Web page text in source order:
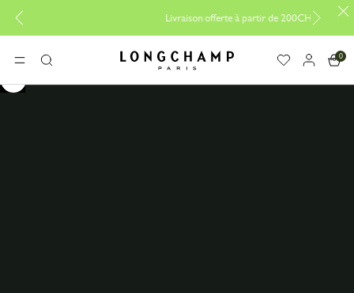
Livraison offerte à partir de 200CHF
MENURechercher Longchamp - Accueil
0